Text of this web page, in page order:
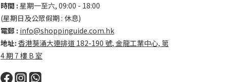
時間 : 星期一至六, 09:00 - 18:00
(星期日及公眾假期 : 休息)
電郵 : info@shoppinguide.com.hk
地址: 香港葵涌大連排道 182-190 號, 金龍工業中心, 第
4 期 7 樓 B 室